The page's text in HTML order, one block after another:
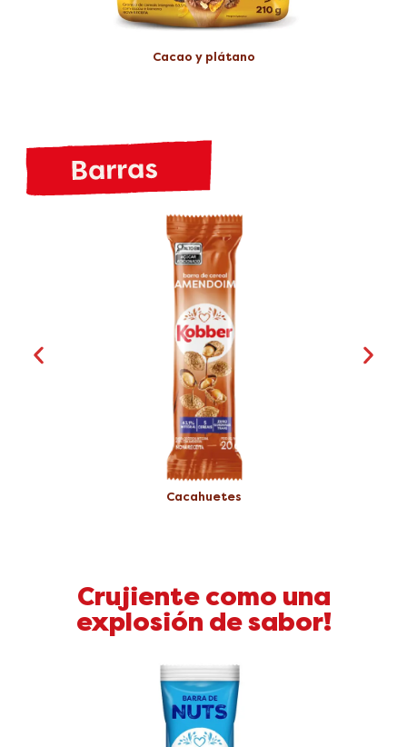
Cacao y plátano
Cacahuetes
Crujiente como una
explosión de sabor!